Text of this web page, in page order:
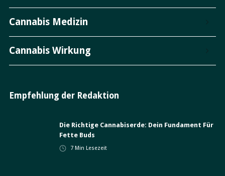
Cannabis Medizin
Cannabis Wirkung
Empfehlung der Redaktion
Die Richtige Cannabiserde: Dein Fundament Für
Fette Buds
7 Min Lesezeit